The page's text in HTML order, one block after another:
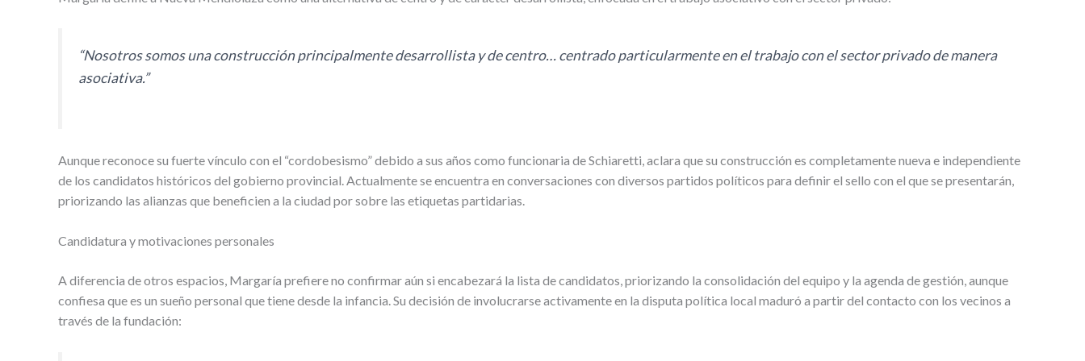
“Nosotros somos una construcción principalmente desarrollista y de centro… centrado particularmente en el trabajo con el sector privado de manera
asociativa.”
Aunque reconoce su fuerte vínculo con el “cordobesismo” debido a sus años como funcionaria de Schiaretti, aclara que su construcción es completamente nueva e independiente
de los candidatos históricos del gobierno provincial. Actualmente se encuentra en conversaciones con diversos partidos políticos para definir el sello con el que se presentarán,
priorizando las alianzas que beneficien a la ciudad por sobre las etiquetas partidarias.
Candidatura y motivaciones personales
A diferencia de otros espacios, Margaría prefiere no confirmar aún si encabezará la lista de candidatos, priorizando la consolidación del equipo y la agenda de gestión, aunque
confiesa que es un sueño personal que tiene desde la infancia. Su decisión de involucrarse activamente en la disputa política local maduró a partir del contacto con los vecinos a
través de la fundación: